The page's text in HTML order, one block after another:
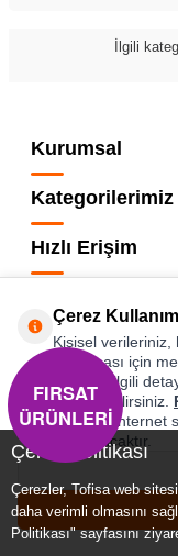
Çerez Politikası
Çerezler, Tofisa web
daha verimli olmasını
Politikası" sayfasını
Menü
İlgili
Kurumsal
Kategorilerimiz
Hızlı Erişim
Adres &
T
Çerez
Kişisel
sunulması için
Konuyla ilgili
inceleyebilirsiniz.
yalnızca internet
kullanılacaktır.
FIRSAT
ÜRÜNLERİ